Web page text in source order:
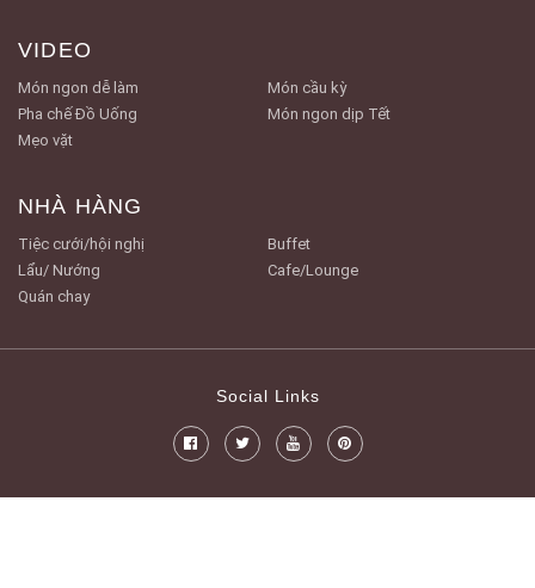
VIDEO
Món ngon dễ làm
Món cầu kỳ
Pha chế Đồ Uống
Món ngon dịp Tết
Mẹo vặt
NHÀ HÀNG
Tiệc cưới/hội nghị
Buffet
Lẩu/ Nướng
Cafe/Lounge
Quán chay
Social Links